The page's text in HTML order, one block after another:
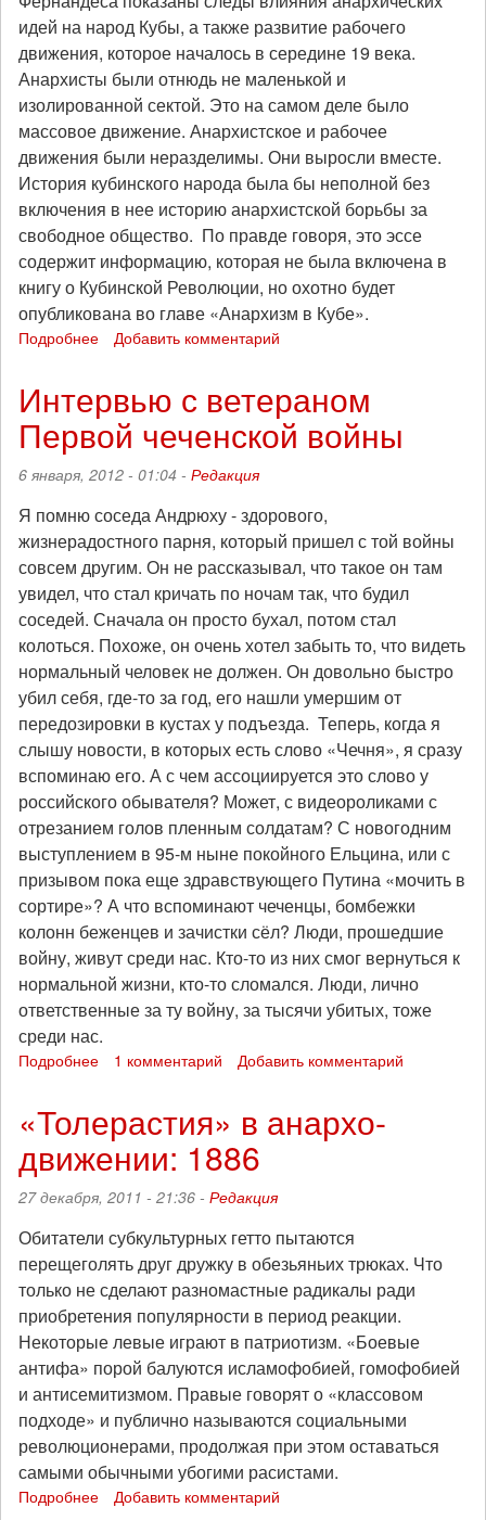
идей на народ Кубы, а также развитие рабочего
движения, которое началось в середине 19 века.
Анархисты были отнюдь не маленькой и
изолированной сектой. Это на самом деле было
массовое движение. Анархистское и рабочее
движения были неразделимы. Они выросли вместе.
История кубинского народа была бы неполной без
включения в нее историю анархистской борьбы за
свободное общество. По правде говоря, это эссе
содержит информацию, которая не была включена в
книгу о Кубинской Революции, но охотно будет
опубликована во главе «Анархизм в Кубе».
Подробнее
«Куба.
Анархисты
и
Свобода»
-
1970гг.)
Добавить комментарий
Интервью с ветераном
Первой чеченской войны
6 января, 2012 - 01:04 - Редакция
Я помню соседа Андрюху - здорового,
жизнерадостного парня, который пришел с той войны
совсем другим. Он не рассказывал, что такое он там
увидел, что стал кричать по ночам так, что будил
соседей. Сначала он просто бухал, потом стал
колоться. Похоже, он очень хотел забыть то, что видеть
нормальный человек не должен. Он довольно быстро
убил себя, где-то за год, его нашли умершим от
передозировки в кустах у подъезда. Теперь, когда я
слышу новости, в которых есть слово «Чечня», я сразу
вспоминаю его. А с чем ассоциируется это слово у
российского обывателя? Может, с видеороликами с
отрезанием голов пленным солдатам? С новогодним
выступлением в 95-м ныне покойного Ельцина, или с
призывом пока еще здравствующего Путина «мочить в
сортире»? А что вспоминают чеченцы, бомбежки
колонн беженцев и зачистки сёл? Люди, прошедшие
войну, живут среди нас. Кто-то из них смог вернуться к
нормальной жизни, кто-то сломался. Люди, лично
ответственные за ту войну, за тысячи убитых, тоже
среди нас.
Подробнее
ветераном
Первой
чеченской
войны
1 комментарий Добавить комментарий
«Толерастия» в анархо-
движении: 1886
27 декабря, 2011 - 21:36 - Редакция
Обитатели субкультурных гетто пытаются
перещеголять друг дружку в обезьяньих трюках. Что
только не сделают разномастные радикалы ради
приобретения популярности в период реакции.
Некоторые левые играют в патриотизм. «Боевые
антифа» порой балуются исламофобией, гомофобией
и антисемитизмом. Правые говорят о «классовом
подходе» и публично называются социальными
революционерами, продолжая при этом оставаться
самыми обычными убогими расистами.
Подробнее Добавить комментарий